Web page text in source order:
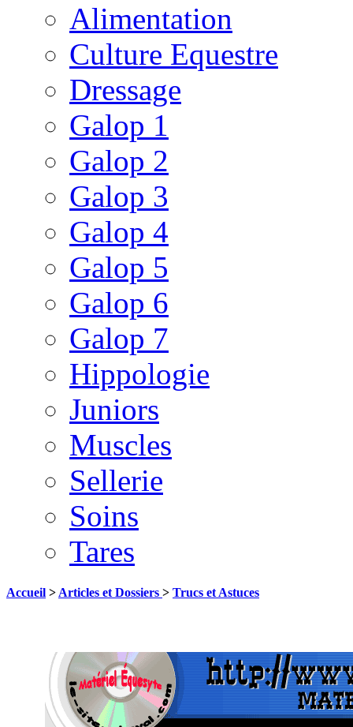
Alimentation
Culture Equestre
Dressage
Galop 1
Galop 2
Galop 3
Galop 4
Galop 5
Galop 6
Galop 7
Hippologie
Juniors
Muscles
Sellerie
Soins
Tares
Accueil > Articles et Dossiers > Trucs et Astuces